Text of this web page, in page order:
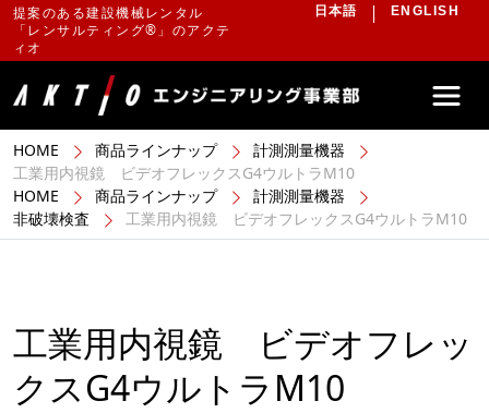
提案のある建設機械レンタル
「レンサルティング®」のアクテ
ィオ
日本語 ENGLISH
HOME 商品ラインナップ
計測測量機器
工業用内視鏡 ビデオフレックスG4ウルトラM10
HOME
商品ラインナップ
計測測量機器
非破壊検査
工業用内視鏡 ビデオフレックスG4ウルトラM10
工業用内視鏡 ビデオフレッ
クスG4ウルトラM10